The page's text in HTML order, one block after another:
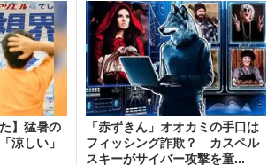
】猛暑の
涼しい」
「赤ずきん」オオカミの手口は
フィッシング詐欺？ カスペル
スキーがサイバー攻撃を童...